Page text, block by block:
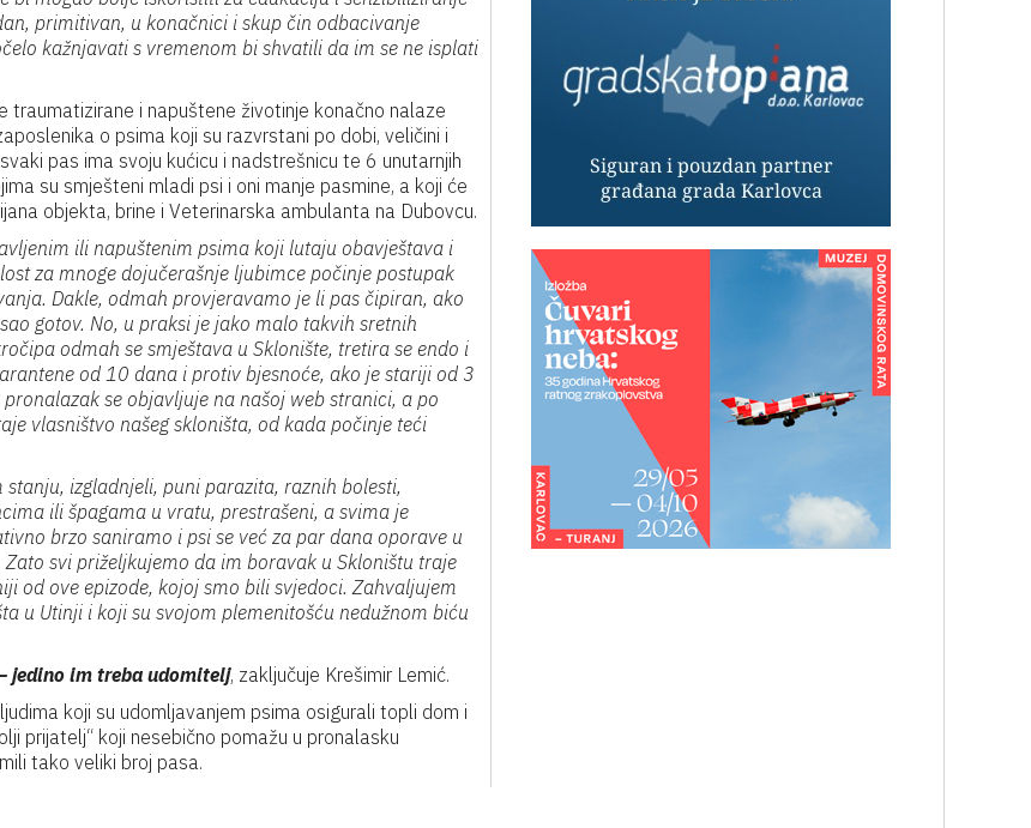
primitivan, u konačnici i skup čin odbacivanje
kažnjavati s vremenom bi shvatili da im se ne isplati
traumatizirane i napuštene životinje konačno nalaze
o psima koji su razvrstani po dobi, veličini i
pas ima svoju kućicu i nadstrešnicu te 6 unutarnjih
su smješteni mladi psi i oni manje pasmine, a koji će
objekta, brine i Veterinarska ambulanta na Dubovcu.
ili napuštenim psima koji lutaju obavještava i
za mnoge dojučerašnje ljubimce počinje postupak
Dakle, odmah provjeravamo je li pas čipiran, ako
gotov. No, u praksi je jako malo takvih sretnih
odmah se smještava u Sklonište, tretira se endo i
od 10 dana i protiv bjesnoće, ako je stariji od 3
se objavljuje na našoj web stranici, a po
vlasništvo našeg skloništa, od kada počinje teći
izgladnjeli, puni parazita, raznih bolesti,
ili špagama u vratu, prestrašeni, a svima je
brzo saniramo i psi se već za par dana oporave u
svi priželjkujemo da im boravak u Skloništu traje
od ove epizode, kojoj smo bili svjedoci. Zahvaljujem
u Utinji i koji su svojom plemenitošću nedužnom biću
jedino im treba udomitelj, zaključuje Krešimir Lemić.
koji su udomljavanjem psima osigurali topli dom i
prijatelj“ koji nesebično pomažu u pronalasku
tako veliki broj pasa.